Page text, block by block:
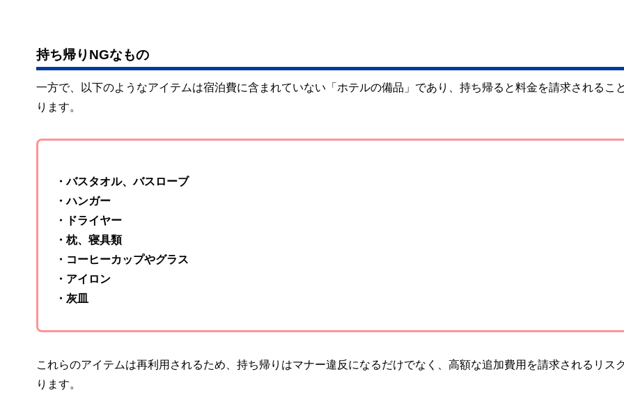
持ち帰りNGなもの
一方で、以下のようなアイテムは宿泊費に含まれていない「ホテルの備品」であり、持ち帰ると料金を請求されるこ
ります。
・バスタオル、バスローブ
・ハンガー
・ドライヤー
・枕、寝具類
・コーヒーカップやグラス
・アイロン
・灰皿
これらのアイテムは再利用されるため、持ち帰りはマナー違反になるだけでなく、高額な追加費用を請求されるリス
ります。